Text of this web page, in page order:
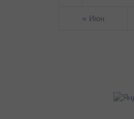
« Июн